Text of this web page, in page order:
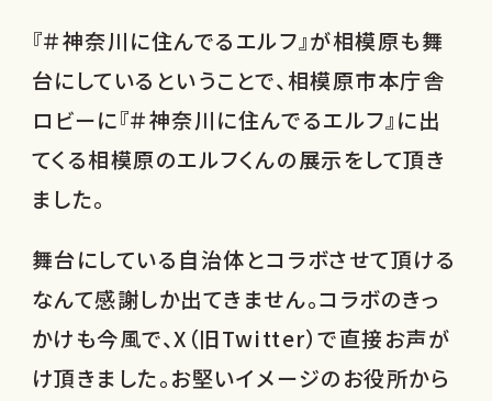
『＃神奈川に住んでるエルフ』が相模原も舞
台にしているということで、相模原市本庁舎
ロビーに『＃神奈川に住んでるエルフ』に出
てくる相模原のエルフくんの展示をして頂き
ました。
舞台にしている自治体とコラボさせて頂ける
なんて感謝しか出てきません。コラボのきっ
かけも今風で、X（旧Twitter）で直接お声が
け頂きました。お堅いイメージのお役所から